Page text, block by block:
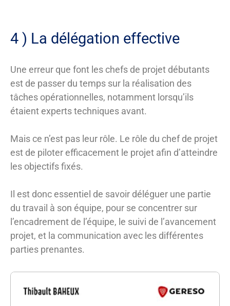
4 ) La délégation effective
Une erreur que font les chefs de projet débutants
est de passer du temps sur la réalisation des
tâches opérationnelles, notamment lorsqu’ils
étaient experts techniques avant.
Mais ce n’est pas leur rôle. Le rôle du chef de projet
est de piloter efficacement le projet afin d’atteindre
les objectifs fixés.
Il est donc essentiel de savoir déléguer une partie
du travail à son équipe, pour se concentrer sur
l’encadrement de l’équipe, le suivi de l’avancement
projet, et la communication avec les différentes
parties prenantes.